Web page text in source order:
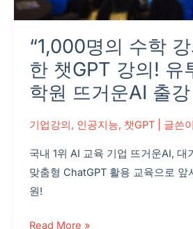
“1,000명의 수학
한 챗GPT 강의! 유
학원 뜨거운AI 출
기업강의, 인공지능, 챗GPT| 글쓴이
국내 1위 AI 교육 기업 뜨거운AI, 대
맞춤형 ChatGPT 활용 교육으로 앞
원!
의!
투
엠
수
학
학
뜨
거
운
Read More »